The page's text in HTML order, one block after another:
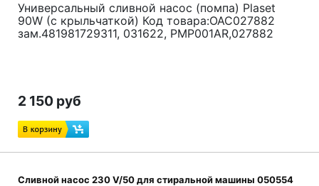
Универсальный сливной насос (помпа) Plaset
90W (с крыльчаткой) Код товара:ОАС027882
зам.481981729311, 031622, PMP001AR,027882
2 150 руб
Сливной насос 230 V/50 для стиральной машины 050554